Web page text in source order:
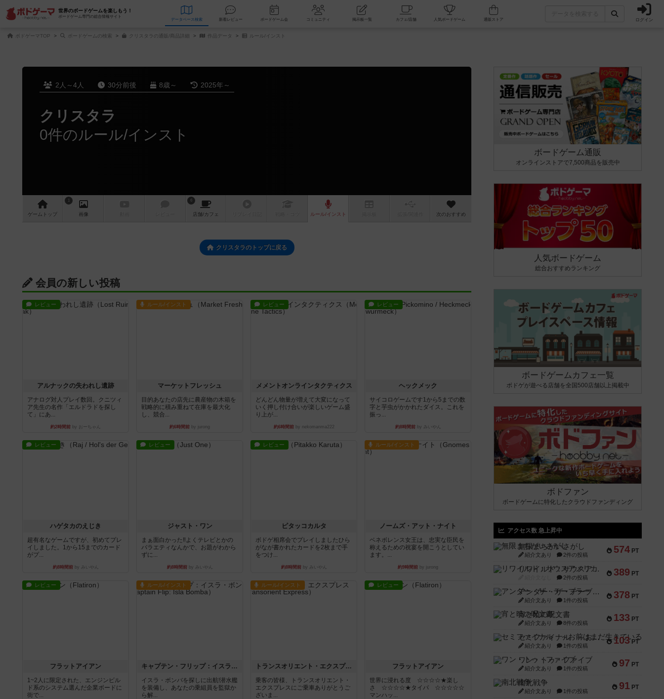
世界のボードゲームを楽しもう！
ボードゲーム専門の総合情報サイト
データベース 検索 新着レビュー ボードゲーム会 コミュニティ 掲示板一覧 カフェ/店舗 人気ボードゲーム ログイン
ボドゲーマTOP ボードゲームの検索 クリスタラの通販/商品詳細 作品データ ルール/インスト
2人～4人 30分前後 8歳～ 2025年～
クリスタラ
0件のルール/インスト
ゲーム トップ
1
画像
6
店舗/カフェ ルール/インスト 次のおすすめ
クリスタラのトップに戻る
会員の新しい投稿
レビュー
アルナックの失われし遺跡
アナログ対人プレイ数回。クニツィ
ア先生の名作「エルドラドを探し
て」にあ...
約2時間前 by おーちゃん
ルール/インスト
マーケットフレッシュ
目的あなたの店先に農産物の木箱を
戦略的に積み重ねて在庫を最大化
し、競合...
約6時間前 by jurong
レビュー
メメントオンラインタクティクス
どんどん物量が増えて大変になって
いく押し付け合いが楽しいゲーム盛
り上が...
約6時間前by nekomanma222
レビュー
ヘックメック
サイコロゲームです1から5までの数
字と芋虫がかかれたダイス。これを
振っ...
約8時間前by みいやん
レビュー
ハゲタカのえじき
超有名なゲームですが、初めてプレ
イしました。1から15までのカード
がプ...
約8時間前by みいやん
レビュー
ジャスト・ワン
まぁ面白かった‼️よくテレビとかの
バラエティなんかで、お題がわから
ずに...
約8時間前by みいやん
レビュー
ピタッコカルタ
ボドゲ相席会でプレイしましたひら
がなが書かれたカードを2枚まで手
をつけ...
約8時間前by みいやん
ルール/インスト
ノームズ・アット・ナイト
ベネボレンス女王は、忠実な臣民を
称えるための祝宴を開こうとしてい
ます。...
約9時間前 by jurong
レビュー
フラットアイアン
1~2人に限定された、エンジンビル
ド系のシステム選んだ企業ボードに
街で...
ルール/インスト
キャプテン・フリップ：イスラ・ボンバ
イスラ・ボンバを探しに出航!潜水艦
を装備し、あなたの乗組員を監獄か
ら解...
ルール/インスト
トランスオリエント・エクスプレス
乗客の皆様、トランスオリエント・
エクスプレスにご乗車ありがとうご
ざいま...
レビュー
フラットアイアン
世界に浸れる度 ☆☆☆☆★楽し
さ ☆☆☆☆★タイパ ☆☆☆☆☆
マンハッ...
ボードゲーム通販
オンラインストアで7,500商品を販売中
人気ボードゲーム
総合おすすめランキング
ボードゲームカフェ一覧
ボドゲが遊べる店舗を全国500店舗以上掲載中
ボドファン
ボードゲームに特化したクラウドファンディング
アクセス数 急上昇中
574 PT
無限まちがいさがし
紹介文あり 2件の投稿
389 PT
リワイルド：サウスアメリカ
2件の投稿
378 PT
アンダー・ザ・テーブラー
紹介文あり 1件の投稿
133 PT
宵と暁の呪文書
紹介文あり 8件の投稿
103 PT
セミファイナル ～お前はまだ生きている～
紹介文あり 1件の投稿
97 PT
ワン・トゥ・ファイブ
紹介文あり 1件の投稿
91 PT
南北戦争
紹介文あり 1件の投稿